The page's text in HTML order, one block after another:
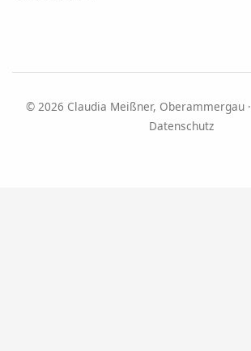
© 2026 Claudia Meißner, Oberammergau ·
Datenschutz